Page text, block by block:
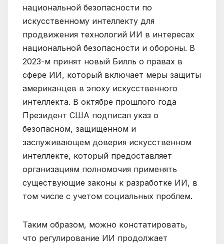
национальной безопасности по
искусственному интеллекту для
продвижения технологий ИИ в интересах
национальной безопасности и обороны. В
2023-м принят новый Билль о правах в
сфере ИИ, который включает меры защиты
американцев в эпоху искусственного
интеллекта. В октябре прошлого года
Президент США подписал указ о
безопасном, защищенном и
заслуживающем доверия искусственном
интеллекте, который предоставляет
организациям полномочия применять
существующие законы к разработке ИИ, в
том числе с учетом социальных проблем.
Таким образом, можно констатировать,
что регулирование ИИ продолжает